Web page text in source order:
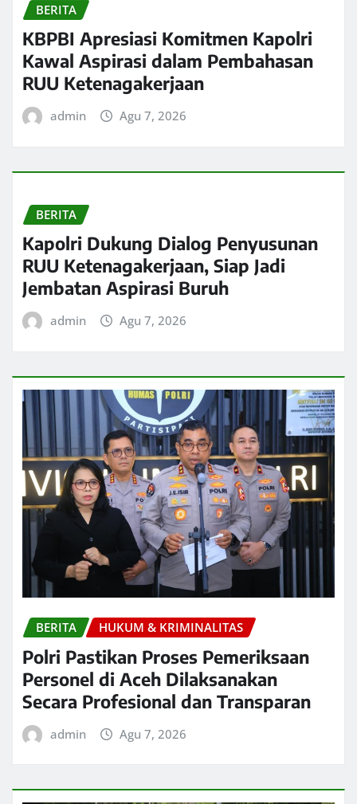
BERITA
KBPBI Apresiasi Komitmen Kapolri
Kawal Aspirasi dalam Pembahasan
RUU Ketenagakerjaan
admin Agu 7, 2026
BERITA
Kapolri Dukung Dialog Penyusunan
RUU Ketenagakerjaan, Siap Jadi
Jembatan Aspirasi Buruh
admin Agu 7, 2026
BERITA HUKUM & KRIMINALITAS
Polri Pastikan Proses Pemeriksaan
Personel di Aceh Dilaksanakan
Secara Profesional dan Transparan
admin Agu 7, 2026